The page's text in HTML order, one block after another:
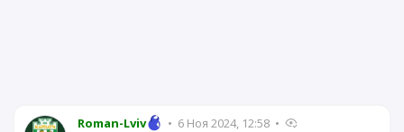
Roman-Lviv • 6 Ноя 2024, 12:58 •